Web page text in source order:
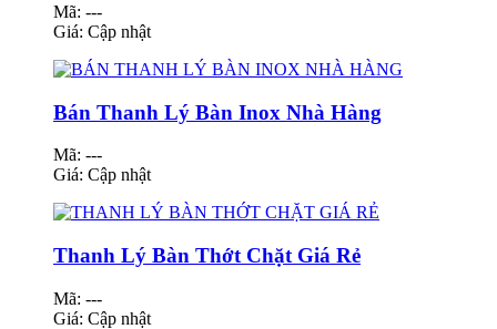
Mã: ---
Giá: Cập nhật
Bán Thanh Lý Bàn Inox Nhà Hàng
Mã: ---
Giá: Cập nhật
Thanh Lý Bàn Thớt Chặt Giá Rẻ
Mã: ---
Giá: Cập nhật